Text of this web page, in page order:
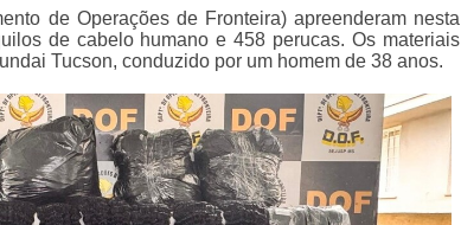
de Operações de Fronteira) apreenderam nesta
de cabelo humano e 458 perucas. Os materiais
Tucson, conduzido por um homem de 38 anos.